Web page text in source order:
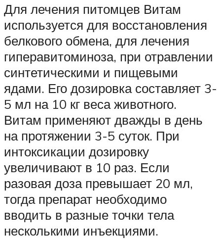
Для лечения питомцев Витам
используется для восстановления
белкового обмена, для лечения
гиперавитоминоза, при отравлении
синтетическими и пищевыми
ядами. Его дозировка составляет 3-
5 мл на 10 кг веса животного.
Витам применяют дважды в день
на протяжении 3-5 суток. При
интоксикации дозировку
увеличивают в 10 раз. Если
разовая доза превышает 20 мл,
тогда препарат необходимо
вводить в разные точки тела
несколькими инъекциями.